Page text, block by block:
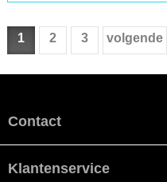
1 2 3 volgende
Contact
Klantenservice